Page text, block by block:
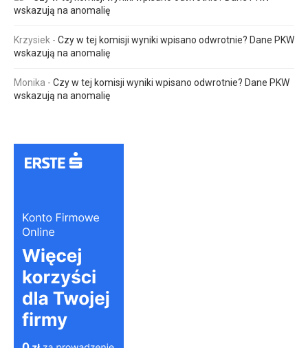
wskazują na anomalię
Krzysiek - Czy w tej komisji wyniki wpisano odwrotnie? Dane PKW
wskazują na anomalię
Monika - Czy w tej komisji wyniki wpisano odwrotnie? Dane PKW
wskazują na anomalię